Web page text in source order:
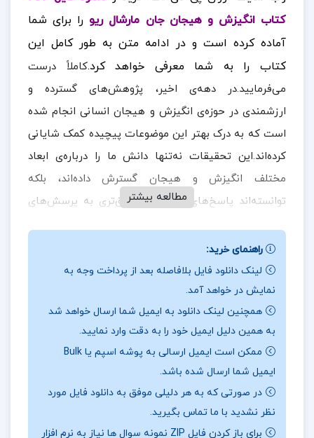
کتاب انگیزش و هیجان جان مارشال ریو را برای شما
آماده کرده است و در ادامه متن به طور کامل این
کتاب را به شما معرفی خواهد کرد.کاملاً درست
می‌فرمایید.در دهه‌ی اخیر، پژوهش‌های گسترده و
ارزشمندی در حوزه‌ی انگیزش و هیجان انسانی انجام شده
است که به درک بهتر این موضوعات پیچیده کمک شایانی
کرده‌اند.این تحقیقات نه‌تنها دانش ما را درباره‌ی ابعاد
مختلف انگیزش و هیجان گسترش داده‌اند، بلکه
توانسته‌اند پاسخ‌های علمی‌تر و دقیق‌تری به پرسش‌های
روانشناسان را به خود مشغول کرده‌اند.
همراهارزان پی دی افباشید.
نقد و بررسی کتاب انگیزش و هیجان جان مارشال ریو:
این کتاب واقعاً اثری جامع و ارزشمند محسوب می‌شود!با
پرداختن به موضوعاتی چون ریشه‌های انگیزش و
فرآیندهای هیجانی، و تحلیل دقیق تأثیرات این عوامل بر
جنبه‌های مختلف یادگیری، عملکرد فردی و بهزیستی روانی،
این اثر به شکلی علمی و دقیق به مخاطبان خود کمک
مطالعه بیشتر
راهنمای خرید:
لینک دانلود فایل بلافاصله بعد از پرداخت وجه به
نمایش در خواهد آمد.
همچنین لینک دانلود به ایمیل شما ارسال خواهد شد
به همین دلیل ایمیل خود را به دقت وارد نمایید.
ممکن است ایمیل ارسالی به پوشه اسپم یا Bulk
ایمیل شما ارسال شده باشد.
در صورتی که به هر دلیلی موفق به دانلود فایل مورد
نظر نشدید با ما تماس بگیرید.
برای باز کردن فایل ZIP نمونه سوال ها نیاز به نرم افزار